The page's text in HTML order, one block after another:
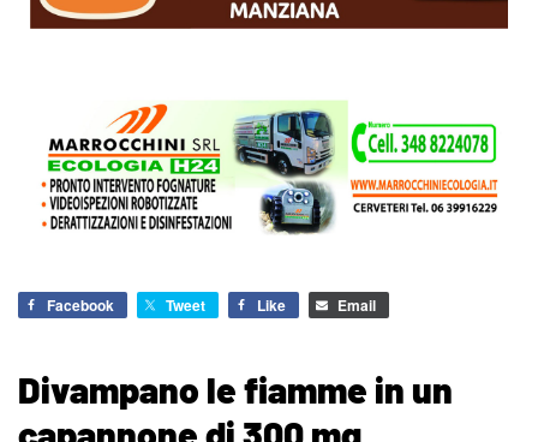
Facebook Tweet Like Email
Divampano le fiamme in un